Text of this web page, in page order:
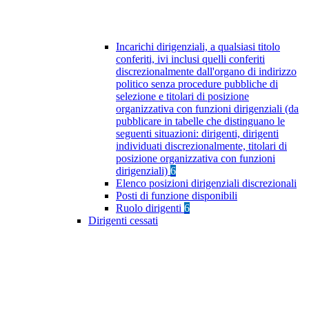
Incarichi dirigenziali, a qualsiasi titolo
conferiti, ivi inclusi quelli conferiti
discrezionalmente dall'organo di indirizzo
politico senza procedure pubbliche di
selezione e titolari di posizione
organizzativa con funzioni dirigenziali (da
pubblicare in tabelle che distinguano le
seguenti situazioni: dirigenti, dirigenti
individuati discrezionalmente, titolari di
posizione organizzativa con funzioni
dirigenziali) 6
Elenco posizioni dirigenziali discrezionali
Posti di funzione disponibili
Ruolo dirigenti 6
Dirigenti cessati